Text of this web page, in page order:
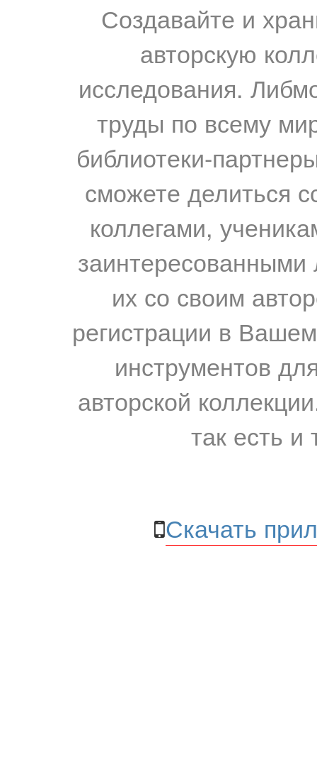
Создавайте и
авторскую
исследования.
труды по всему
библиотеки-
сможете делиться
коллегами,
их со своим
регистрации в
инструментов
авторской
так есть и
Скачать